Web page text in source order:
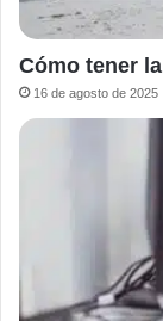
Cómo tener
16 de agosto de 2025